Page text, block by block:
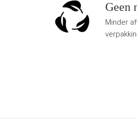
Geen
Minder